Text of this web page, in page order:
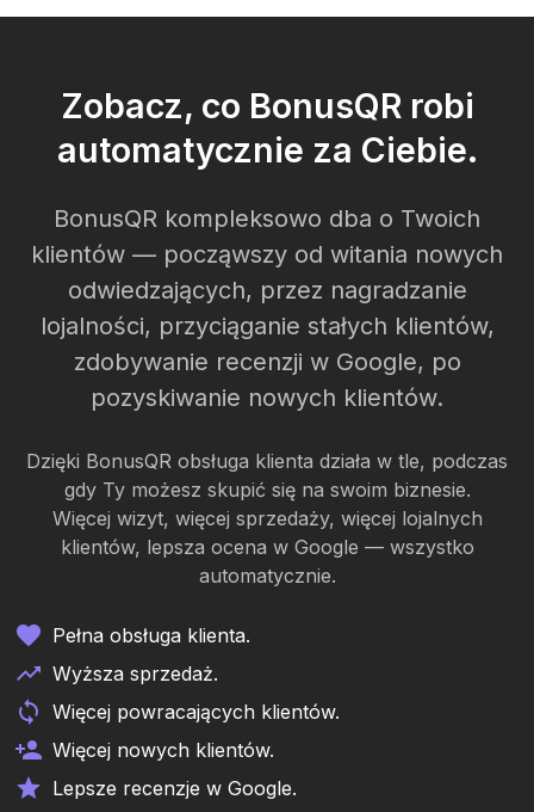
Zobacz, co BonusQR robi
automatycznie za Ciebie.
BonusQR kompleksowo dba o Twoich
klientów — począwszy od witania nowych
odwiedzających, przez nagradzanie
lojalności, przyciąganie stałych klientów,
zdobywanie recenzji w Google, po
pozyskiwanie nowych klientów.
Dzięki BonusQR obsługa klienta działa w tle, podczas
gdy Ty możesz skupić się na swoim biznesie.
Więcej wizyt, więcej sprzedaży, więcej lojalnych
klientów, lepsza ocena w Google — wszystko
automatycznie.
Pełna obsługa klienta.
Wyższa sprzedaż.
Więcej powracających klientów.
Więcej nowych klientów.
Lepsze recenzje w Google.